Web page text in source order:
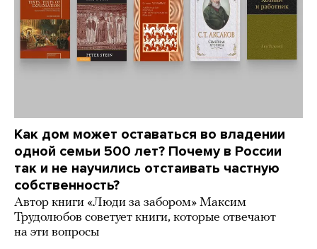
Как дом может оставаться во владении
одной семьи 500 лет? Почему в России
так и не научились отстаивать частную
собственность?
Автор книги «Люди за забором» Максим
Трудолюбов советует книги, которые отвечают
на эти вопросы